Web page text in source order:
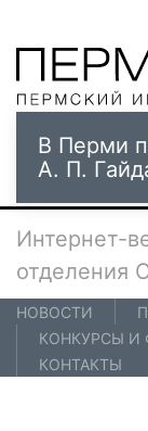
В Перми
А. П.
Интернет-
отделения
НОВОСТИ
КОНКУРСЫ И
КОНТАКТЫ